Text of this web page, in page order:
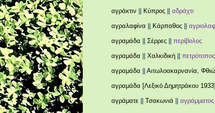
αγράκτιν || Κύπρος|| αδράχτι
αγραλαφίνα || Κάρπαθος||
αγραμάδα || Σέρρες|| περίβολος
αγραμάδα || Χαλκιδική|| πετρότοπος
αγραμάδα || Αιτωλοακαρνανία,
αγραμάδα [Λεξικό Δημητράκου 1933]
αγράματε|| Τσακωνιά || αγράμματος